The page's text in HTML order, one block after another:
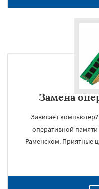
Замена
Зависает
оперативной
Раменском. Приятные